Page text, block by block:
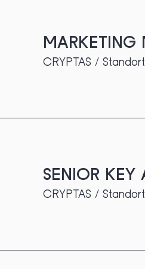
CRYPTAS /
SENIOR
CRYPTAS /